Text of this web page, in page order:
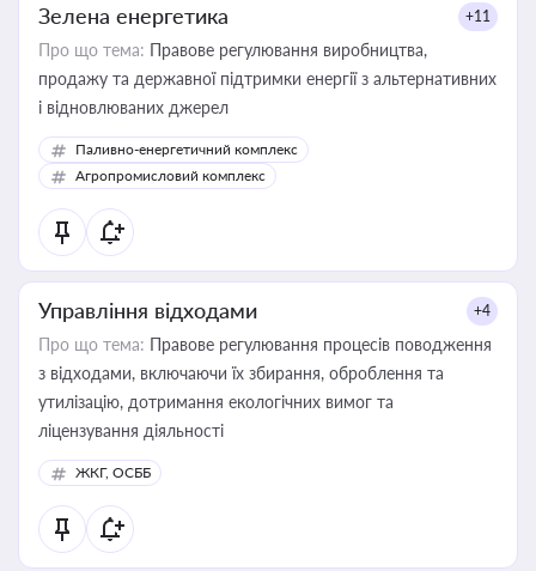
Зелена енергетика +11
Про що тема: Правове регулювання виробництва,
продажу та державної підтримки енергії з альтернативних
і відновлюваних джерел
Паливно-енергетичний комплекс
Агропромисловий комплекс
Управління відходами +4
Про що тема: Правове регулювання процесів поводження
з відходами, включаючи їх збирання, оброблення та
утилізацію, дотримання екологічних вимог та
ліцензування діяльності
ЖКГ, ОСББ